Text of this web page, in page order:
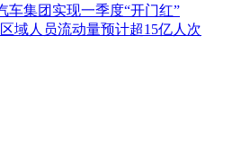
车集团实现一季度“开门红”
域人员流动量预计超15亿人次